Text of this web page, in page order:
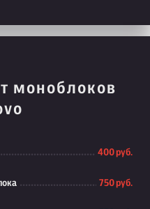
моноблоков
400 руб.
750 руб.